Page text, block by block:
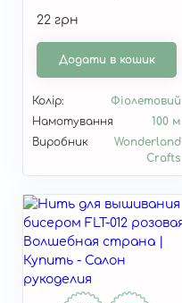
22 грн
Додати в кошик
Колір:
Фіолетовий
Намотування
100 м
Виробник
Wonderland
Crafts